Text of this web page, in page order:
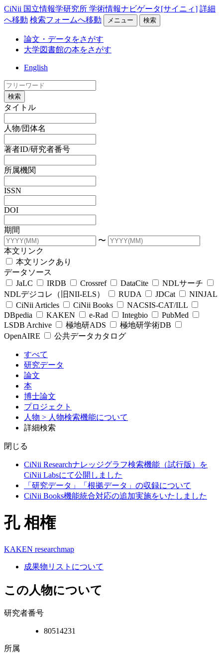
CiNii 国立情報学研究所 学術情報ナビゲータ[サイニィ] 詳細
へ移動 検索フォームへ移動 メニュー 検索
論文・データをさがす
大学図書館の本をさがす
English
検索
タイトル
人物/団体名
著者ID/研究者番号
所属機関
ISSN
DOI
期間
〜
本文リンク
本文リンクあり
データソース
JaLC
IRDB Crossref DataCite
NDLサーチ
NDLデジコレ（旧NII-ELS）
RUDA JDCat
NINJAL
CiNii Articles
CiNii Books
NACSIS-CAT/ILL
DBpedia
KAKEN e-Rad Integbio
PubMed
LSDB Archive
極地研ADS
極地研学術DB
OpenAIRE
公共データカタログ
すべて
研究データ
論文
本
博士論文
プロジェクト
人物 > 人物検索機能について
詳細検索
閉じる
CiNii Researchナレッジグラフ検索機能（試行版）を
CiNii Labsにて公開しました
「研究データ」「根拠データ」の収録について
CiNii Books機能統合対応の追加実施をいたしました
孔 相権
KAKEN researchmap
成果物リストについて
この人物について
研究者番号
80514231
所属